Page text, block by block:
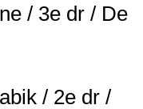
/ 3e dr / De
/ 2e dr /